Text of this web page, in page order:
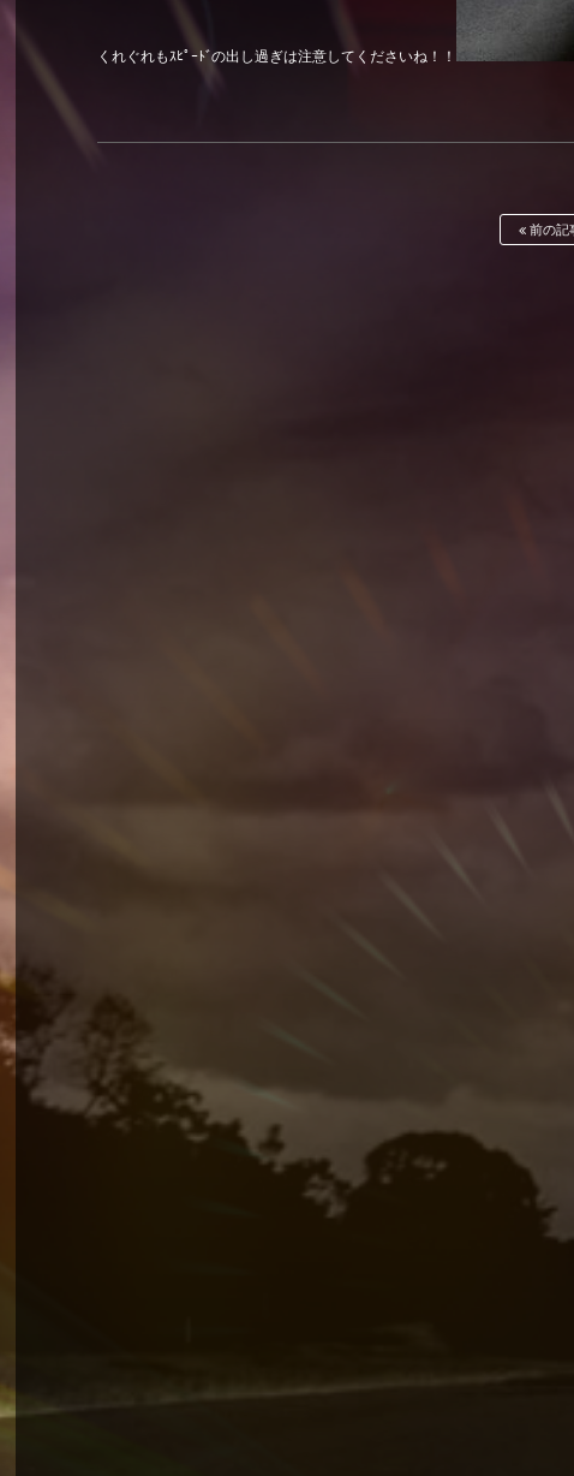
くれぐれもｽﾋﾟｰﾄﾞの出し過ぎは注意してくださいね！！
前の記